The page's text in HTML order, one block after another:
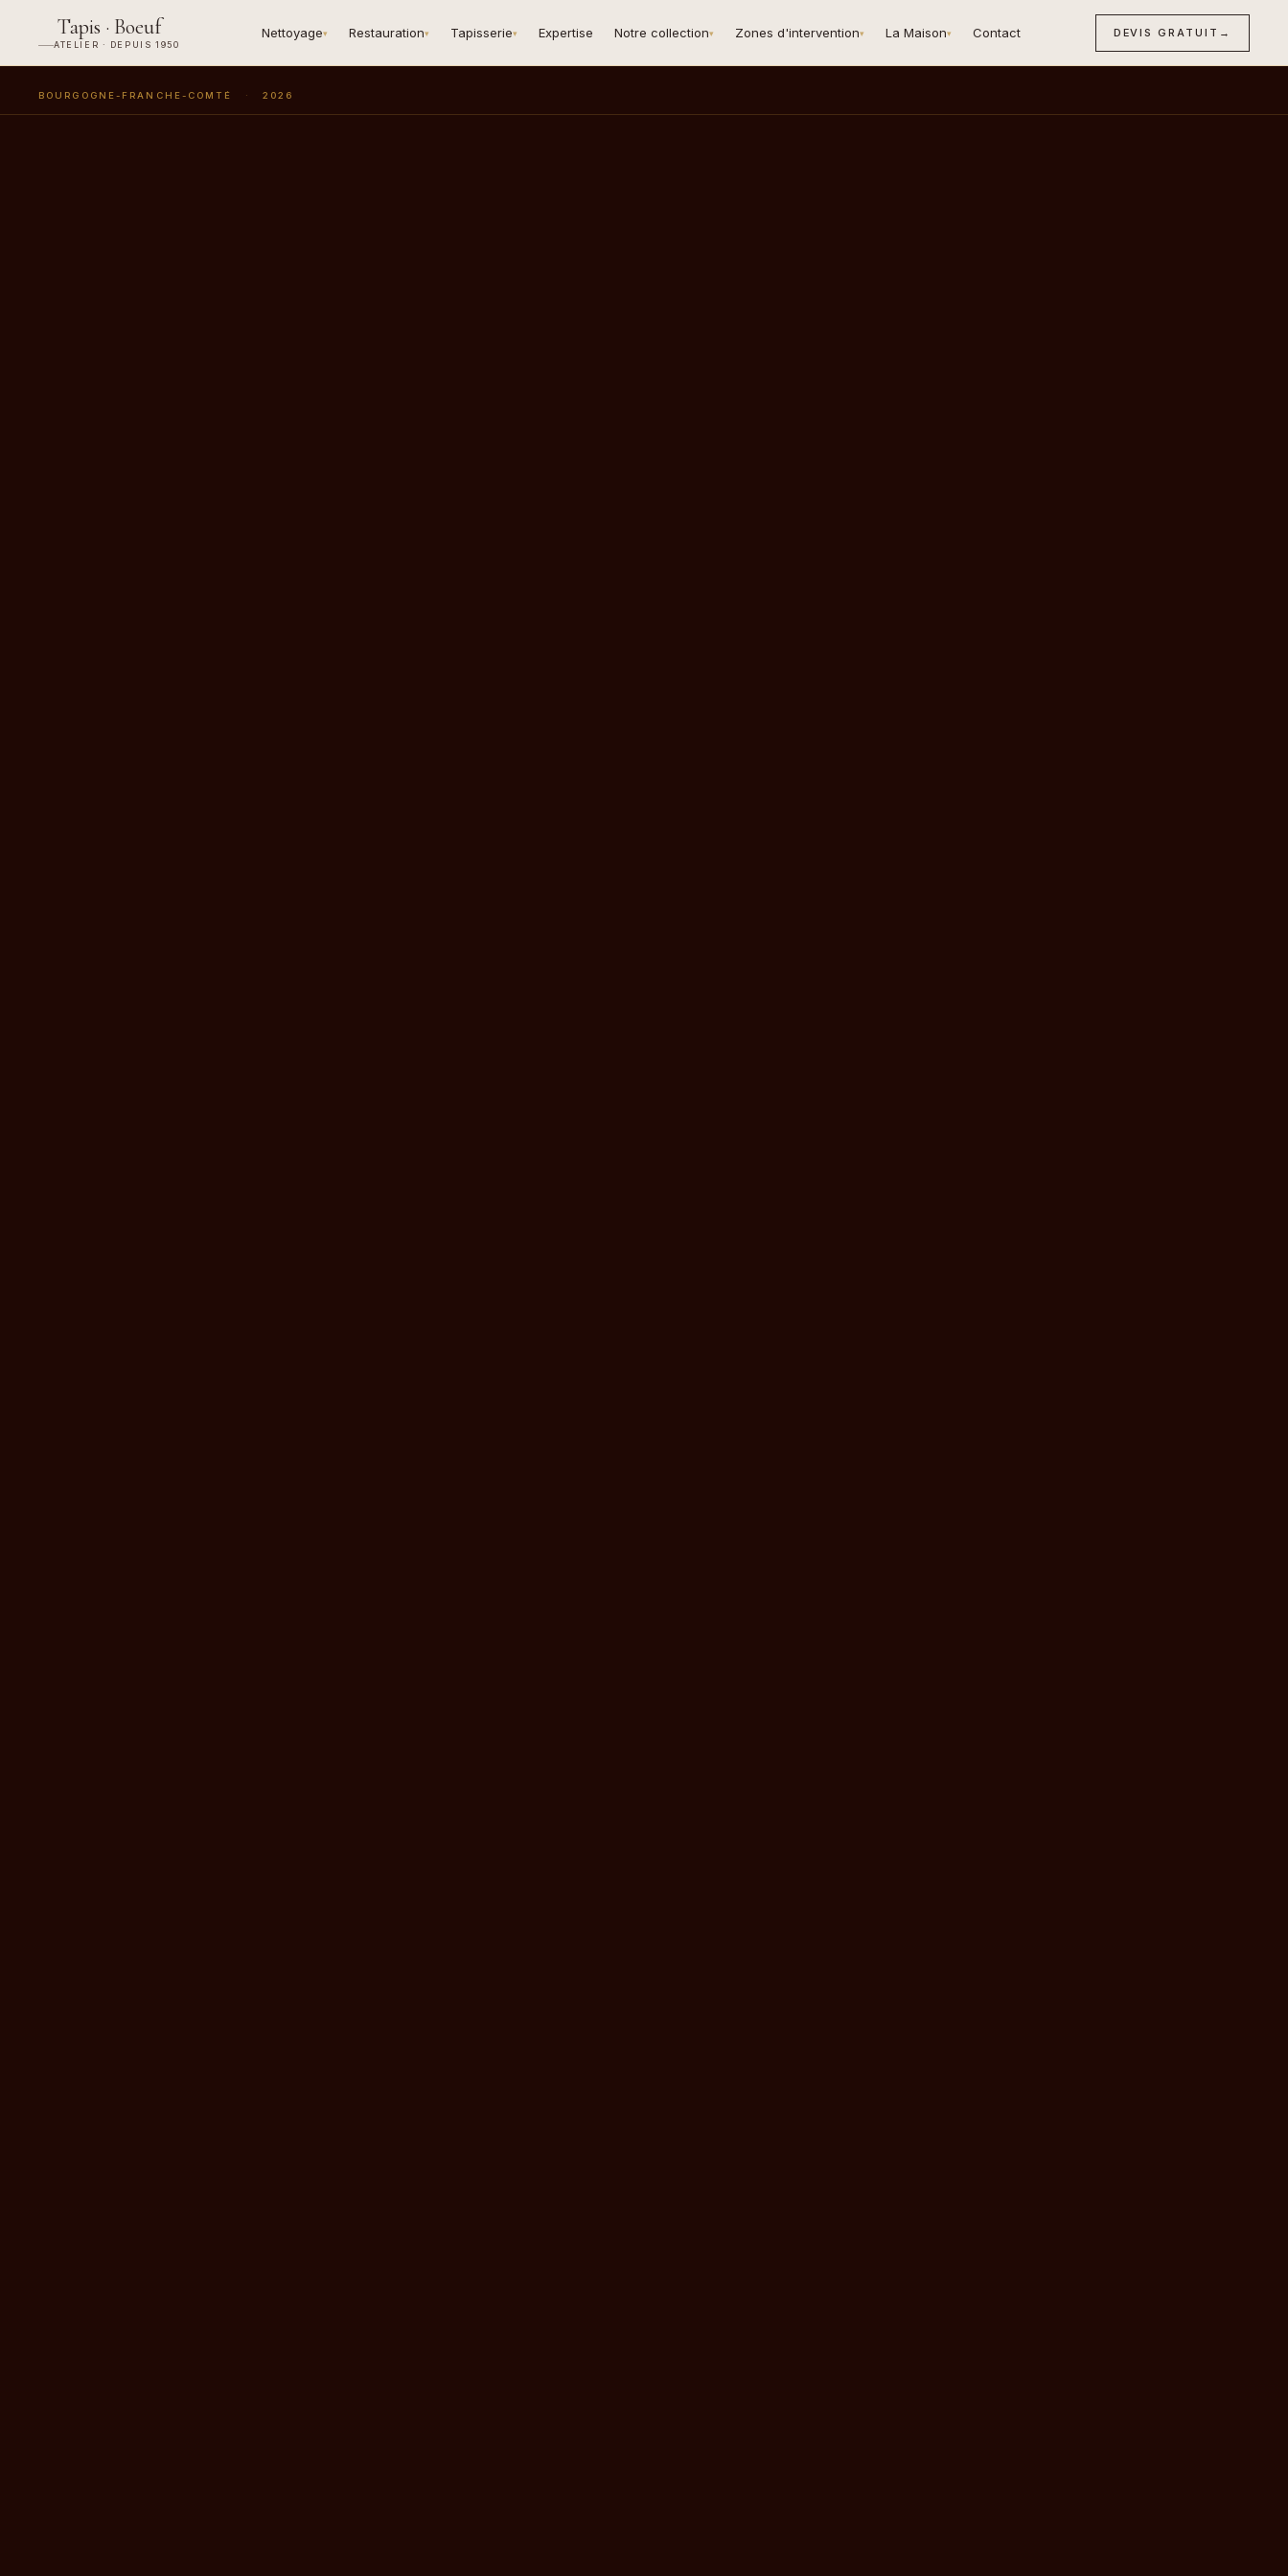
Tapis · Boeuf
ATELIER · DEPUIS 1950
Nettoyage▾ Restauration▾ Tapisserie▾ Expertise Notre collection▾ Zones d'intervention▾ La Maison▾ Contact DEVIS GRATUIT →
BOURGOGNE-FRANCHE-COMTÉ · 2026